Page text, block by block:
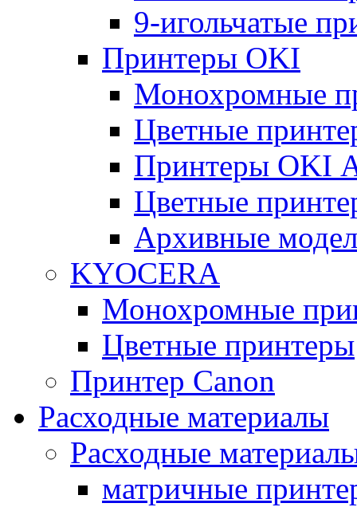
9-игольчатые
Принтеры OKI
Монохромные
Цветные
Принтеры OKI
Цветные
Архивные
KYOCERA
Монохромные
Цветные принтеры
Принтер Canon
Расходные материалы
Расходные
матричные